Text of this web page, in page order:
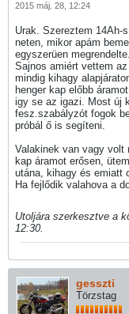
2015 máj. 28, 12:24
Urak. Szereztem 14Ah-
neten, mikor apám
egyszerüen
Sajnos amiért vettem
mindig kihagy
henger kap előbb
igy se az igazi. Most új
fesz.szabályzót fogok
próbál ő is segíteni.
Valakinek van vagy volt
kap áramot erősen,
utána, kihagy és emiatt
Ha fejlődik valahova a
Utoljára szerkesztve a
12:30.
gesszti
Törzstag